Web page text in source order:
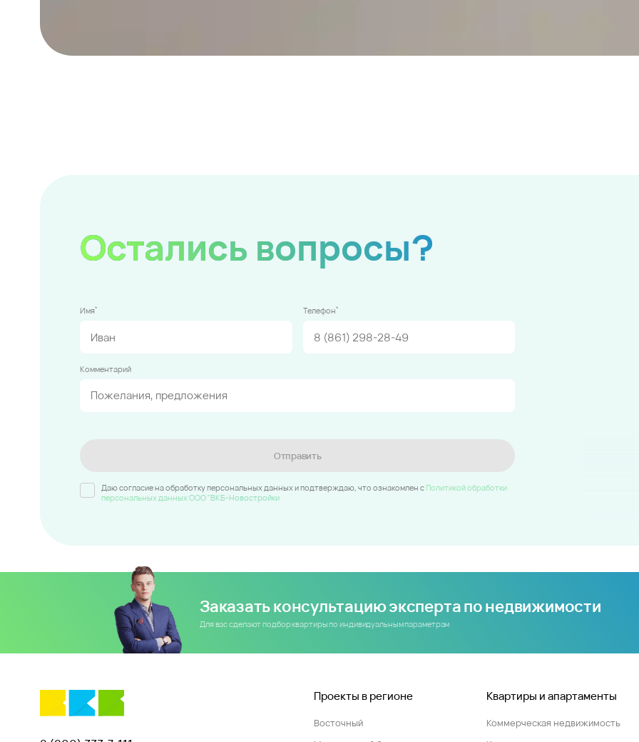
Остались вопросы?
Имя* Телефон*
Комментарий
Отправить
Даю согласие на обработку персональных данных и подтверждаю, что ознакомлен c Политикой обработки
персональных данных ООО "ВКБ-Новостройки
Заказать консультацию эксперта по недвижимости
Для вас сделают подбор квартиры по индивидуальным параметрам
Проекты в регионе
Восточный
Квартиры и апартаменты
Коммерческая недвижимость